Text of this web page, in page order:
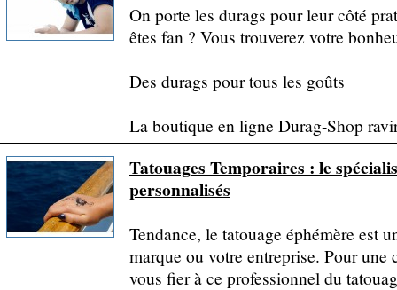
On porte les durags pour leur côté
êtes fan ? Vous trouverez votre
Des durags pour tous les goûts
La boutique en ligne Durag-Shop
Tatouages Temporaires : le
personnalisés
Tendance, le tatouage éphémère est
marque ou votre entreprise. Pour
vous fier à ce professionnel du